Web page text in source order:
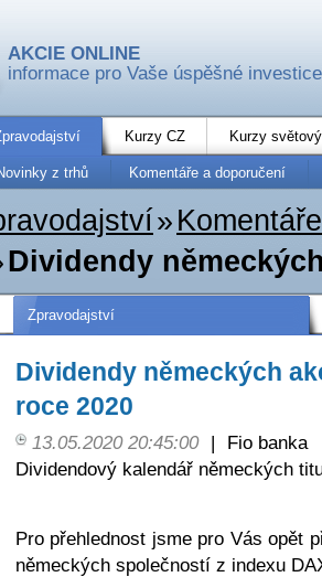
AKCIE ONLINE
informace pro Vaše úspěšné investice
Kurzy CZ Kurzy
z trhů Komentáře a doporučení
»
Dividendy
Zpravodajství
Dividendy německých
roce 2020
13.05.2020 20:45:00 |
Fio banka
Dividendový kalendář německých
Pro přehlednost jsme pro Vás opět
německých společností z indexu